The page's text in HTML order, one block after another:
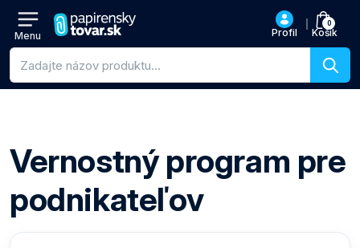
Menu Profil
0
Košík
Vyhľadávanie produktov
Vernostný program pre
podnikateľov